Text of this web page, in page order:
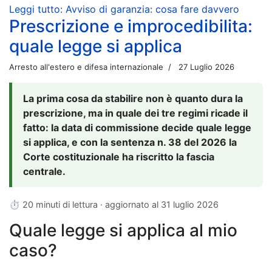
Leggi tutto: Avviso di garanzia: cosa fare davvero
Prescrizione e improcedibilita:
quale legge si applica
Arresto all'estero e difesa internazionale 27 Luglio 2026
La prima cosa da stabilire non è quanto dura la
prescrizione, ma in quale dei tre regimi ricade il
fatto: la data di commissione decide quale legge
si applica, e con la sentenza n. 38 del 2026 la
Corte costituzionale ha riscritto la fascia
centrale.
⏱ 20 minuti di lettura · aggiornato al 31 luglio 2026
Quale legge si applica al mio
caso?